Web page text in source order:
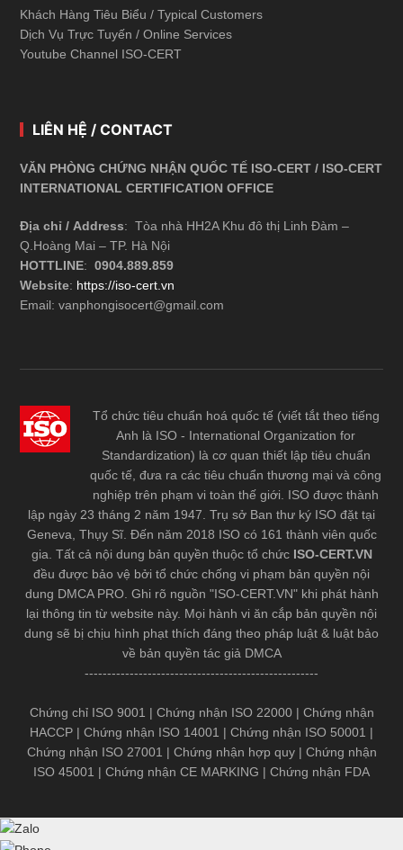
Khách Hàng Tiêu Biểu / Typical Customers
Dịch Vụ Trực Tuyến / Online Services
Youtube Channel ISO-CERT
LIÊN HỆ / CONTACT
VĂN PHÒNG CHỨNG NHẬN QUỐC TẾ ISO-CERT / ISO-CERT
INTERNATIONAL CERTIFICATION OFFICE
Địa chỉ / Address: Tòa nhà HH2A Khu đô thị Linh Đàm –
Q.Hoàng Mai – TP. Hà Nội
HOTTLINE: 0904.889.859
Website: https://iso-cert.vn
Email: vanphongisocert@gmail.com
Tổ chức tiêu chuẩn hoá quốc tế (viết tắt theo tiếng
Anh là ISO - International Organization for
Standardization) là cơ quan thiết lập tiêu chuẩn
quốc tế, đưa ra các tiêu chuẩn thương mại và công
nghiệp trên phạm vi toàn thế giới. ISO được thành
lập ngày 23 tháng 2 năm 1947. Trụ sở Ban thư ký ISO đặt tại
Geneva, Thụy Sĩ. Đến năm 2018 ISO có 161 thành viên quốc
gia. Tất cả nội dung bản quyền thuộc tổ chức ISO-CERT.VN
đều được bảo vệ bởi tổ chức chống vi phạm bản quyền nội
dung DMCA PRO. Ghi rõ nguồn "ISO-CERT.VN" khi phát hành
lại thông tin từ website này. Mọi hành vi ăn cắp bản quyền nội
dung sẽ bị chịu hình phạt thích đáng theo pháp luật & luật bảo
về bản quyền tác giả DMCA
----------------------------------------------------
Chứng chỉ ISO 9001 | Chứng nhận ISO 22000| Chứng nhận
HACCP | Chứng nhận ISO 14001 | Chứng nhận ISO 50001 |
Chứng nhận ISO 27001 | Chứng nhận hợp quy| Chứng nhận
ISO 45001 | Chứng nhận CE MARKING | Chứng nhận FDA